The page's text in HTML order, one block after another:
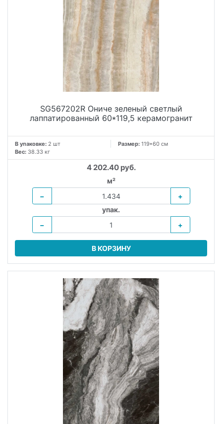
SG567202R Ониче зеленый светлый
лаппатированный 60*119,5 керамогранит
В упаковке: 2 шт Размер: 119*60 см
Вес: 38.33 кг
4 202.40 руб.
м²
−
+
упак.
−
+
В КОРЗИНУ